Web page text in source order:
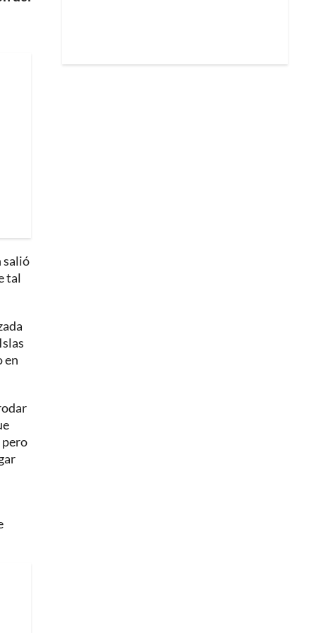
salió
tal
en
pero